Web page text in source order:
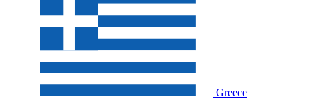
Greece